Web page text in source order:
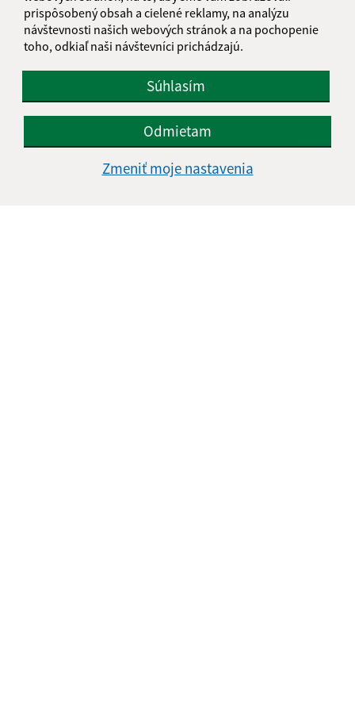
prispôsobený obsah a cielené reklamy, na analýzu
návštevnosti našich webových stránok a na pochopenie
toho, odkiaľ naši návštevníci prichádzajú.
Súhlasím
Odmietam
Zmeniť moje nastavenia
IČO: 00332496